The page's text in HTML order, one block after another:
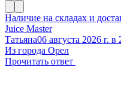
Наличие на складах и
Juice Master
Татьяна06 августа 2026 г. в
Из города Орел
Прочитать ответ